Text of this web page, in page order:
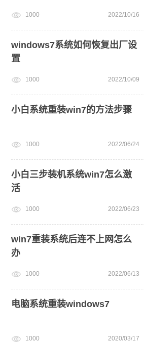
安装系统win7
1000 2022/10/16
windows7系统如何恢复出厂设
置
1000 2022/10/09
小白系统重装win7的方法步骤
1000 2022/06/24
小白三步装机系统win7怎么激
活
1000 2022/06/23
win7重装系统后连不上网怎么
办
1000 2022/06/13
电脑系统重装windows7
1000 2020/03/17